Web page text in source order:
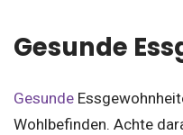
Gesunde
Gesunde
Wohlbefinden. Achte